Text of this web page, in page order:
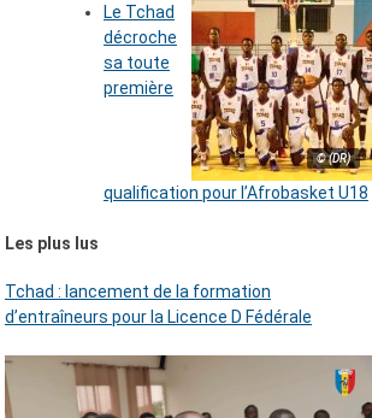
© (DR)
Le Tchad
décroche
sa toute
première
qualification pour l’Afrobasket U18
Les plus lus
Tchad : lancement de la formation
d’entraîneurs pour la Licence D Fédérale